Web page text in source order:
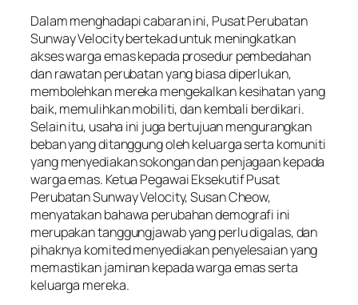
Dalam menghadapi cabaran ini, Pusat Perubatan
Sunway Velocity bertekad untuk meningkatkan
akses warga emas kepada prosedur pembedahan
dan rawatan perubatan yang biasa diperlukan,
membolehkan mereka mengekalkan kesihatan yang
baik, memulihkan mobiliti, dan kembali berdikari.
Selain itu, usaha ini juga bertujuan mengurangkan
beban yang ditanggung oleh keluarga serta komuniti
yang menyediakan sokongan dan penjagaan kepada
warga emas. Ketua Pegawai Eksekutif Pusat
Perubatan Sunway Velocity, Susan Cheow,
menyatakan bahawa perubahan demografi ini
merupakan tanggungjawab yang perlu digalas, dan
pihaknya komited menyediakan penyelesaian yang
memastikan jaminan kepada warga emas serta
keluarga mereka.